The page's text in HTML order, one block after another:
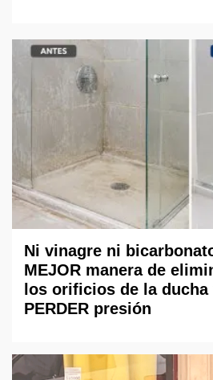
Ni vinagre ni
MEJOR manera de
los orificios de la ducha
PERDER presión